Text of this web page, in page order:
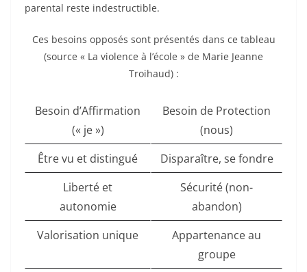
parental reste indestructible.
Ces besoins opposés sont présentés dans ce tableau
(source « La violence à l’école » de Marie Jeanne
Troihaud) :
Besoin d’Affirmation
(« je »)
Besoin de Protection
(nous)
Être vu et distingué
Disparaître, se fondre
Liberté et
autonomie
Sécurité (non-
abandon)
Valorisation unique
Appartenance au
groupe